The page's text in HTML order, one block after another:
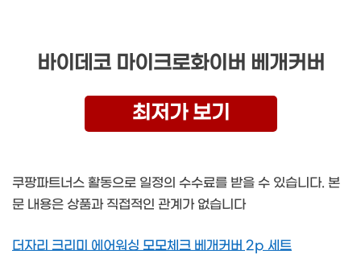
바이데코 마이크로화이버 베개커버
최저가 보기
쿠팡파트너스 활동으로 일정의 수수료를 받을 수 있습니다. 본
문 내용은 상품과 직접적인 관계가 없습니다
더자리 크리미 에어워싱 모모체크 베개커버 2p 세트